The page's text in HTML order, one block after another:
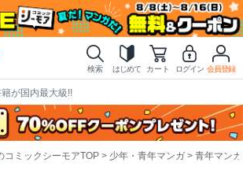
検索 はじめて カート ログイン 会員登録
が国内最大級!!
コミックシーモアTOP 少年・青年マンガ 青年マンガ